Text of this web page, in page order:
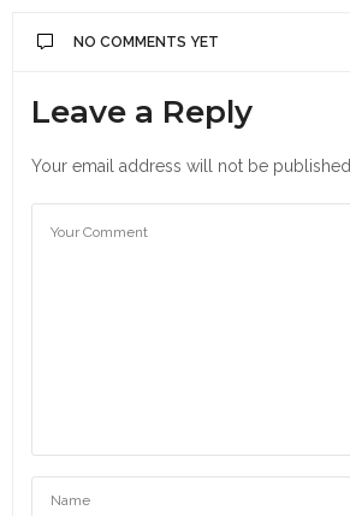
NO COMMENTS YET
Leave a Reply
Your email address will not be published.